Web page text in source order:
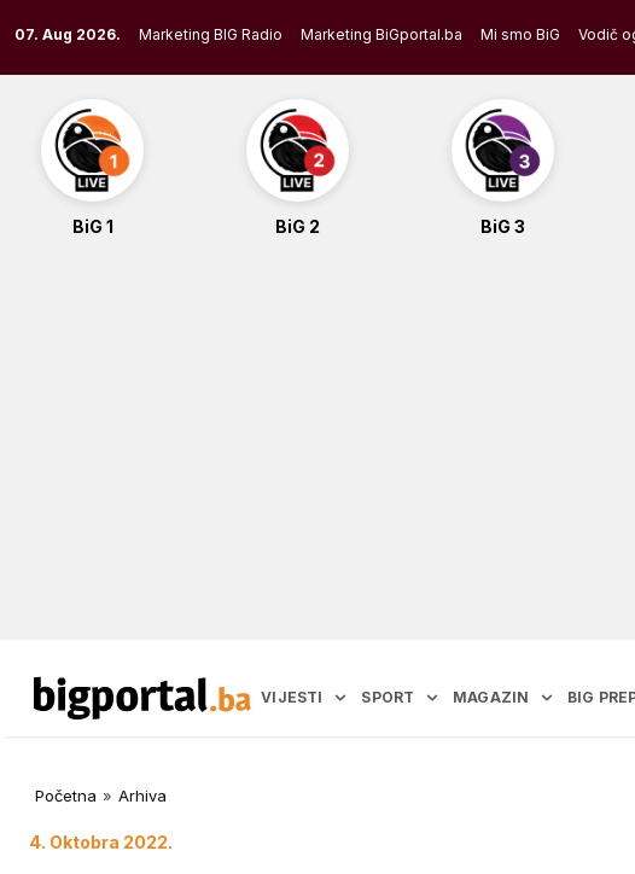
to
content
07. Aug 2026. Marketing BIG Radio Marketing BiGportal.ba Mi smo BiG Vodič
BiG 1 BiG 2 BiG 3
VIJESTI SPORT MAGAZIN BIG
Početna » Arhiva
4. Oktobra 2022.